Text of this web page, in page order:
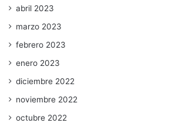
abril 2023
marzo 2023
febrero 2023
enero 2023
diciembre 2022
noviembre 2022
octubre 2022